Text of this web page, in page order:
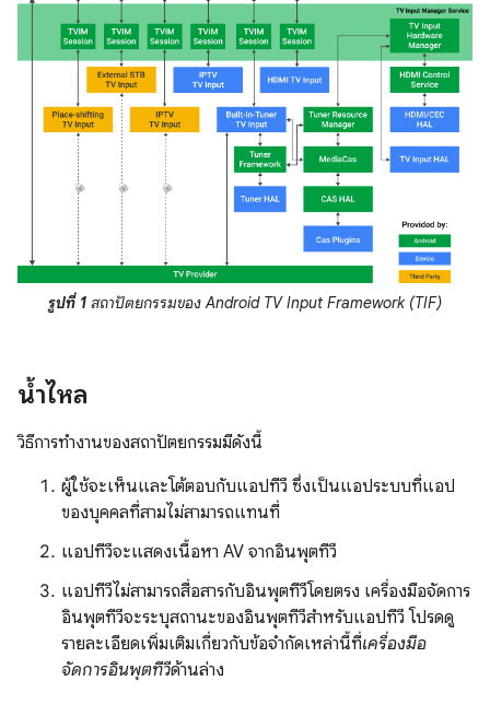
รูปที่ 1 สถาปัตยกรรมของ Android TV Input Framework (TIF)
น้ำไหล
วิธีการทํางานของสถาปัตยกรรมมีดังนี้
ผู้ใช้จะเห็นและโต้ตอบกับแอปทีวี ซึ่งเป็นแอประบบที่แอป
ของบุคคลที่สามไม่สามารถแทนที่
แอปทีวีจะแสดงเนื้อหา AV จากอินพุตทีวี
แอปทีวีไม่สามารถสื่อสารกับอินพุตทีวีโดยตรง เครื่องมือจัดการ
อินพุตทีวีจะระบุสถานะของอินพุตทีวีสำหรับแอปทีวี โปรดดู
รายละเอียดเพิ่มเติมเกี่ยวกับข้อจำกัดเหล่านี้ที่เครื่องมือ
จัดการอินพุตทีวีด้านล่าง